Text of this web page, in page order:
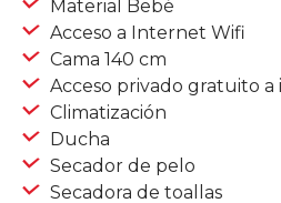
Material Bebé
Acceso a Internet Wifi
Cama 140 cm
Acceso privado gratuito
Climatización
Ducha
Secador de pelo
Secadora de toallas